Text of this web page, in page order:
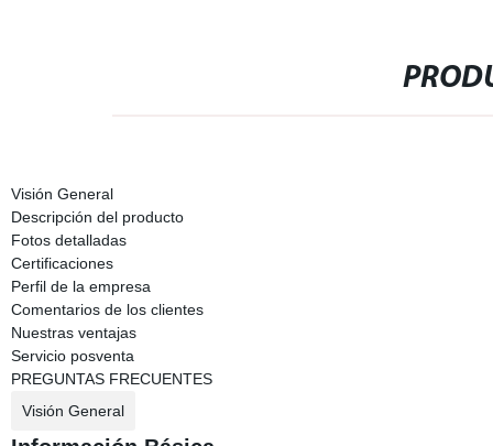
Visión General
Descripción del producto
Fotos detalladas
Certificaciones
Perfil de la empresa
Comentarios de los clientes
Nuestras ventajas
Servicio posventa
PREGUNTAS FRECUENTES
Visión General